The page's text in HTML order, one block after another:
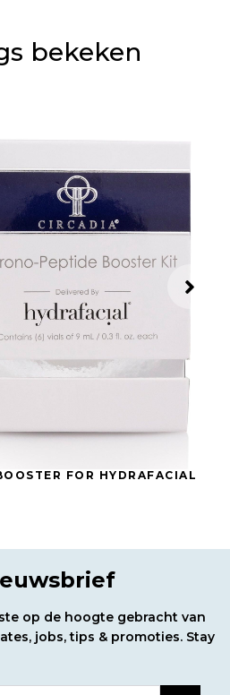
bekeken
BOOSTER FOR HYDRAFACIAL
op de hoogte gebracht van
jobs, tips & promoties. Stay